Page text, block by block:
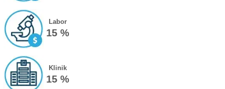
Labor
15 %
Klinik
15 %